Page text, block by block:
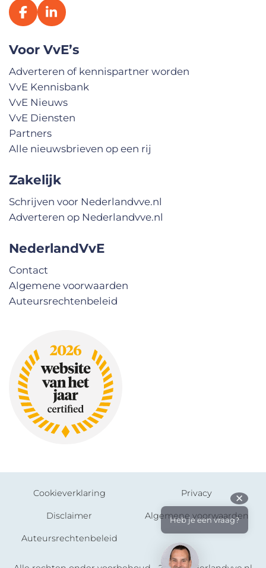
Voor VvE’s
Adverteren of kennispartner worden
VvE Kennisbank
VvE Nieuws
VvE Diensten
Partners
Alle nieuwsbrieven op een rij
Zakelijk
Schrijven voor Nederlandvve.nl
Adverteren op Nederlandvve.nl
NederlandVvE
Contact
Algemene voorwaarden
Auteursrechtenbeleid
Cookieverklaring Privacy
Disclaimer Algemene voorwaarden
Auteursrechtenbeleid
✕
Heb je een vraag?